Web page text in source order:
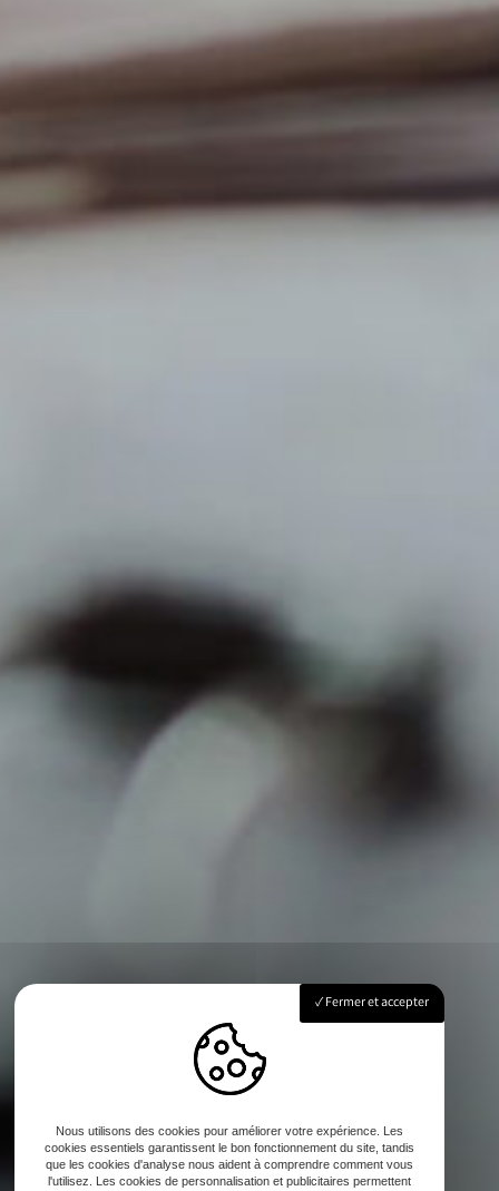
Fermer et accepter
Nous utilisons des cookies pour améliorer votre expérience. Les
cookies essentiels garantissent le bon fonctionnement du site, tandis
que les cookies d'analyse nous aident à comprendre comment vous
l'utilisez. Les cookies de personnalisation et publicitaires permettent